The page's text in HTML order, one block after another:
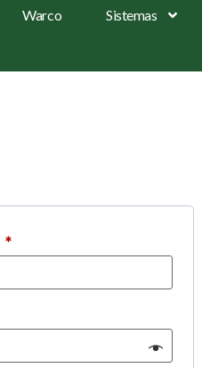
Warco Sistemas
*